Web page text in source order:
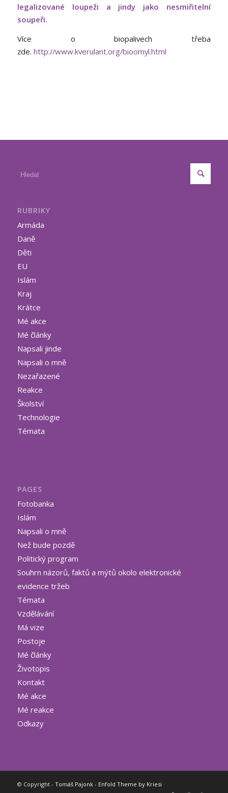
legalizované loupeži a jindy jako nesmiřitelní
soupeři.
Více o biopalivech třeba
zde. http://www.kverulant.org/bioomyl.html
RUBRIKY
Armáda
Daně
Děti
EU
Islám
Kraj
Krátce
Mé akce
Mé články
Napsali jinde
Napsali o mně
Nezařazené
Reakce
Školství
Technologie
Témata
PAGES
Fotobanka
Islám
Napsali o mně
Než bude pozdě
Politický program
Souhrn názorů, faktů a mýtů okolo elektronické
evidence tržeb
Témata
Vzdělávání
Má vize
Postoje
Mé články
Životopis
Kontakt
Mé akce
Mé reakce
Odkazy
© Copyright - Tomáš Pajonk- Enfold Theme by Kriesi